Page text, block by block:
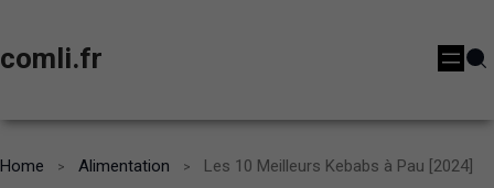
comli.fr
Home Alimentation Les 10 Meilleurs Kebabs à Pau [2024]